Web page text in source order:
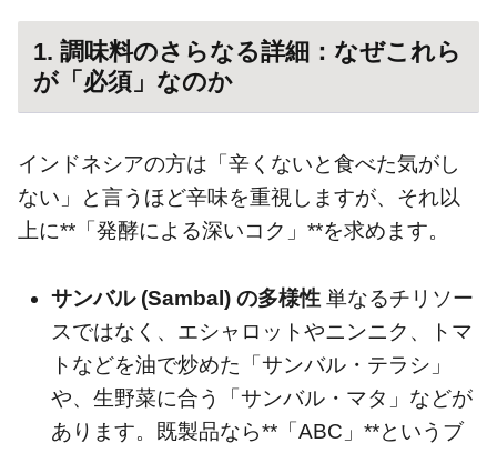
1. 調味料のさらなる詳細：なぜこれら
が「必須」なのか
インドネシアの方は「辛くないと食べた気がし
ない」と言うほど辛味を重視しますが、それ以
上に**「発酵による深いコク」**を求めます。
サンバル (Sambal) の多様性単なるチリソー
スではなく、エシャロットやニンニク、トマ
トなどを油で炒めた「サンバル・テラシ」
や、生野菜に合う「サンバル・マタ」などが
あります。既製品なら**「ABC」**というブ